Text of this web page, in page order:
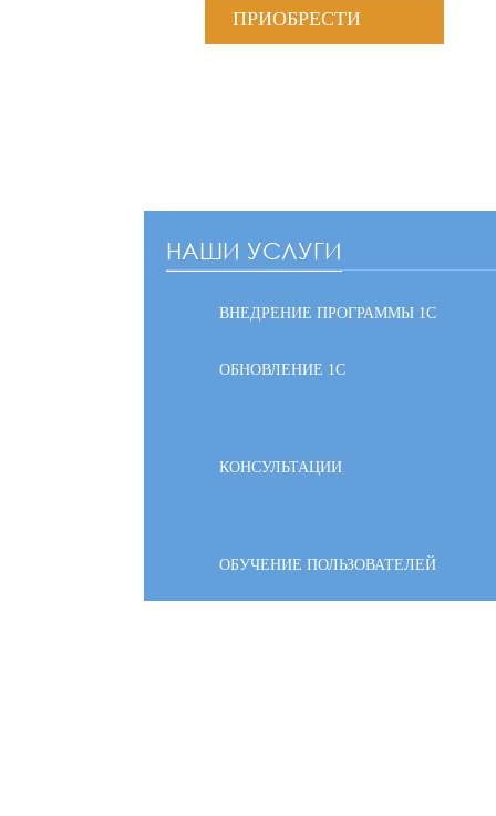
ПРИОБРЕСТИ
НАШИ УСЛУГИ
ВНЕДРЕНИЕ ПРОГРАММЫ 1С
ОБНОВЛЕНИЕ 1С
КОНСУЛЬТАЦИИ
ОБУЧЕНИЕ ПОЛЬЗОВАТЕЛЕЙ